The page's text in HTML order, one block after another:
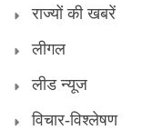
राज्यों की खबरें
लीगल
लीड न्यूज
विचार-विश्लेषण